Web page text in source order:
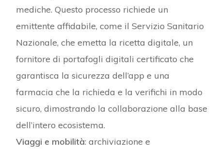
mediche. Questo processo richiede un
emittente affidabile, come il Servizio Sanitario
Nazionale, che emetta la ricetta digitale, un
fornitore di portafogli digitali certificato che
garantisca la sicurezza dell’app e una
farmacia che la richieda e la verifichi in modo
sicuro, dimostrando la collaborazione alla base
dell’intero ecosistema.
Viaggi e mobilità: archiviazione e